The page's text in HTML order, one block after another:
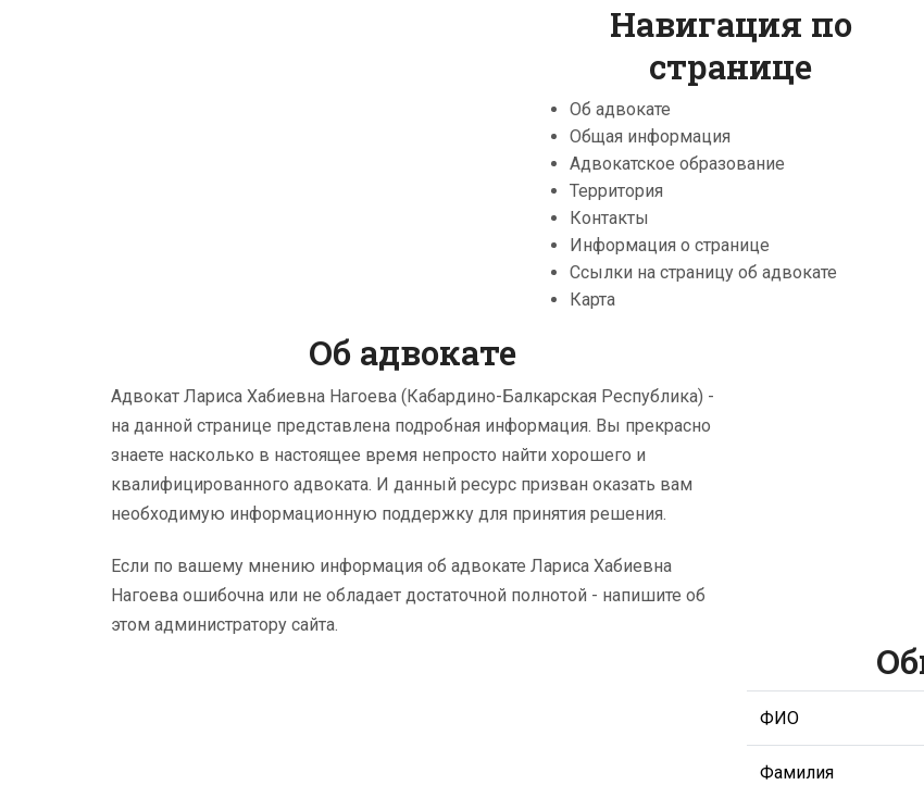
Навигация по
странице
Об адвокате
Общая информация
Адвокатское образование
Территория
Контакты
Информация о странице
Ссылки на страницу об адвокате
Карта
Об адвокате
Адвокат Лариса Хабиевна Нагоева (Кабардино-Балкарская Республика) -
на данной странице представлена подробная информация. Вы прекрасно
знаете насколько в настоящее время непросто найти хорошего и
квалифицированного адвоката. И данный ресурс призван оказать вам
необходимую информационную поддержку для принятия решения.
Если по вашему мнению информация об адвокате Лариса Хабиевна
Нагоева ошибочна или не обладает достаточной полнотой - напишите об
этом администратору сайта.
ФИО
Фамилия